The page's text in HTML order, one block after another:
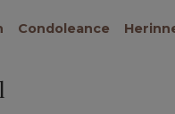
Condoleance